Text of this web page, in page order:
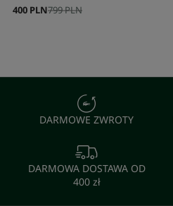
799 PLN
400 PLN
DARMOWE ZWROTY
DARMOWA DOSTAWA OD
400 zł